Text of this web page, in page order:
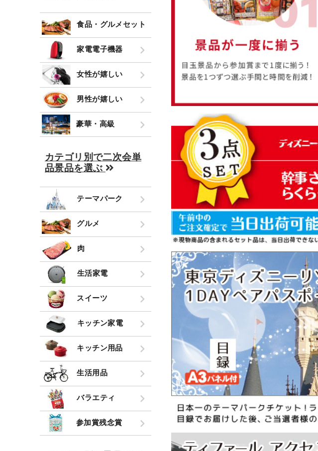
食品・グルメセット
家電電子機器
女性が嬉しい
男性が嬉しい
豪華・高級
カテゴリ別で二次会単
品景品を選ぶ
テーマパーク
グルメ
肉
生活家電
スイーツ
キッチン家電
キッチン用品
生活用品
バラエティ
参加賞残念賞